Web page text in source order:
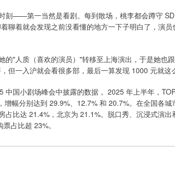
刻——第一当然是看剧。每到散场，桃李都会蹲守
聊着就会发现之前没看懂的地方一下子明白了，演
的"人质（喜欢的演员）"转移至上海演出，于是她也
但一入沪就会看很多部，最后一算发现 1000 元就这
中国小剧场峰会中披露的数据， 2025 年上半年，
幅分别达到 29.9%、12.7% 和 20.7%。在全国各
占比达 21.4%，北京为 21.1%。脱口秀、沉浸式演出
占比超 23%。